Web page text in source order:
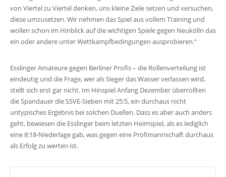
von Viertel zu Viertel denken, uns kleine Ziele setzen und versuchen,
diese umzusetzen. Wir nehmen das Spiel aus vollem Training und
wollen schon im Hinblick auf die wichtigen Spiele gegen Neukölln das
ein oder andere unter Wettkampfbedingungen ausprobieren.“
Esslinger Amateure gegen Berliner Profis – die Rollenverteilung ist
eindeutig und die Frage, wer als Sieger das Wasser verlassen wird,
stellt sich erst gar nicht. Im Hinspiel Anfang Dezember überrollten
die Spandauer die SSVE-Sieben mit 25:5, ein durchaus nicht
untypisches Ergebnis bei solchen Duellen. Dass es aber auch anders
geht, bewiesen die Esslinger beim letzten Heimspiel, als es lediglich
eine 8:18-Niederlage gab, was gegen eine Profimannschaft durchaus
als Erfolg zu werten ist.